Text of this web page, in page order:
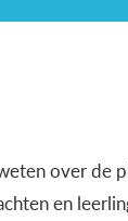
over de
en